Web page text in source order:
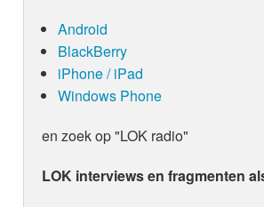
Android
BlackBerry
iPhone / iPad
Windows Phone
en zoek op "LOK radio"
LOK interviews en fragmenten